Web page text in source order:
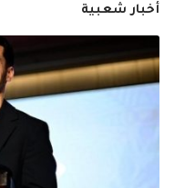
أخبار شعبية